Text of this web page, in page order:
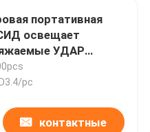
портативная
освещает
УДАР
со складным
стойки с сильным
pc
контактные